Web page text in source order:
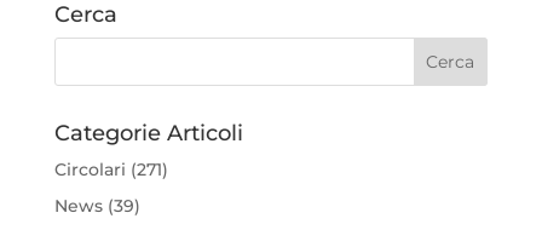
Cerca
Categorie Articoli
Circolari (271)
News(39)